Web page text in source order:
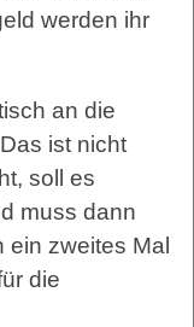
werden ihr
an die
ist nicht
soll es
muss dann
ein zweites Mal
die